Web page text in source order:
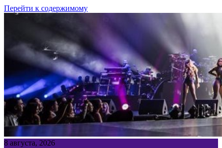
Перейти к содержимому
8 августа, 2026